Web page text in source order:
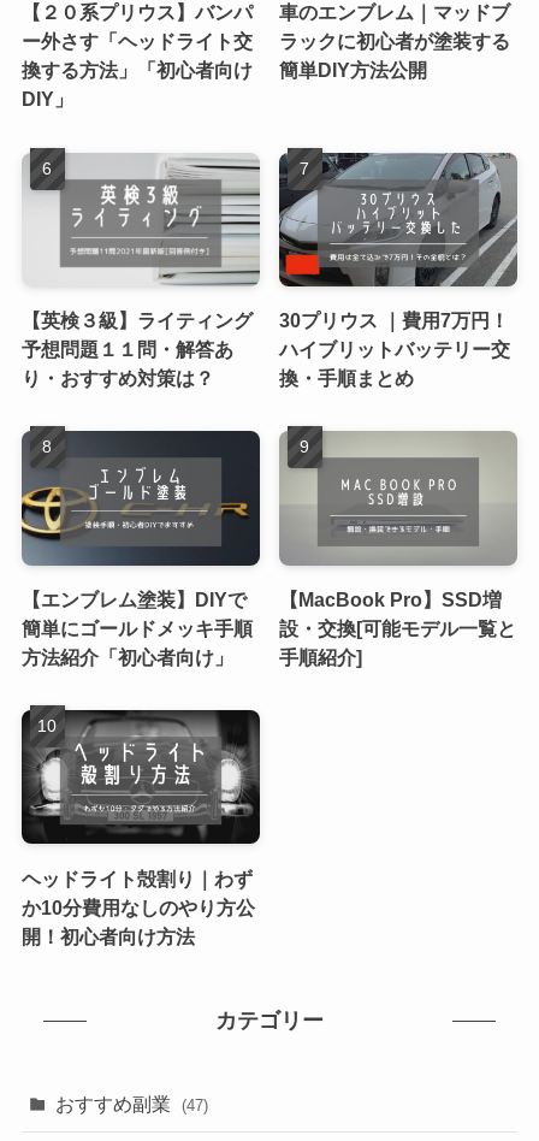
【２０系プリウス】バンパ
ー外さす「ヘッドライト交
換する方法」「初心者向け
DIY」
車のエンブレム｜マッドブ
ラックに初心者が塗装する
簡単DIY方法公開
【英検３級】ライティング
予想問題１１問・解答あ
り・おすすめ対策は？
30プリウス ｜費用7万円！
ハイブリットバッテリー交
換・手順まとめ
【エンブレム塗装】DIYで
簡単にゴールドメッキ手順
方法紹介「初心者向け」
【MacBook Pro】SSD増
設・交換[可能モデル一覧と
手順紹介]
ヘッドライト殻割り｜わず
か10分費用なしのやり方公
開！初心者向け方法
カテゴリー
おすすめ副業 (47)